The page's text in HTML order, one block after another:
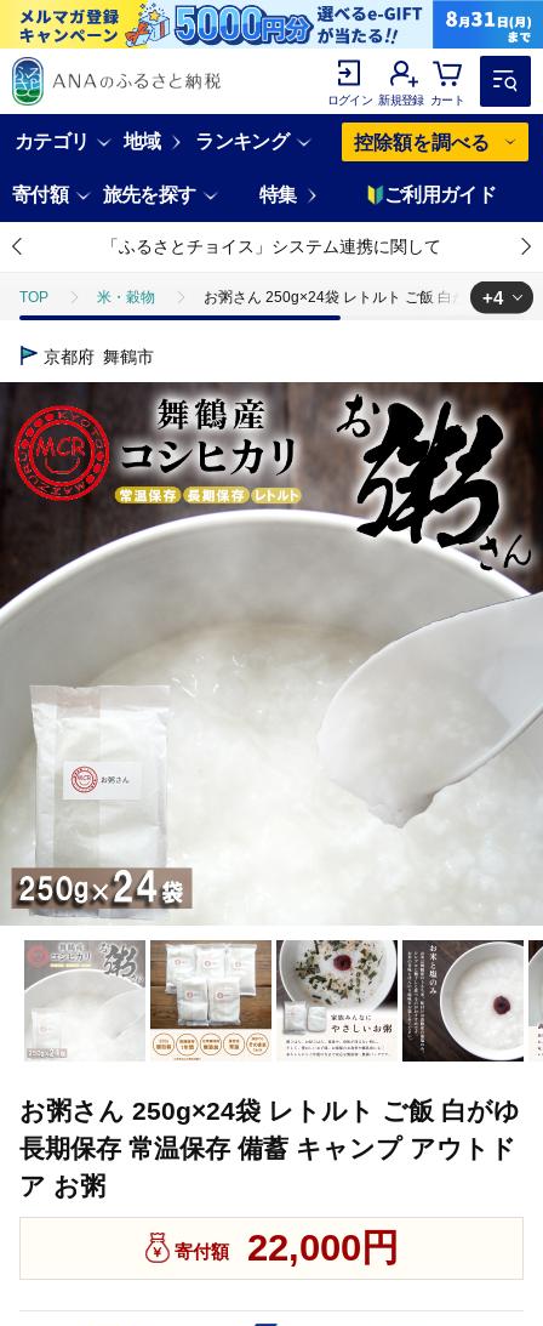
ログイン 新規登録 カート
カテゴリ 地域 ランキング 控除額を調べる
寄付額 旅先を探す 特集 ご利用ガイド
「ふるさとチョイス」システム連携に関して
TOP 米・穀物 お粥さん 250g×24袋 レトルト ご飯 白がゆ 長期保
TOP
米 お粥さん 250g×24袋
TOP 米・穀物 ほかの穀物加工品 お粥さん 250g×24袋 レト
TOP 加工食品 お粥さん 250g×24袋 レトルト ご飯 白がゆ 長期保
+4
京都府 舞鶴市
お粥さん 250g×24袋 レトルト ご飯 白がゆ
長期保存 常温保存 備蓄 キャンプ アウトド
ア お粥
寄付額 22,000円